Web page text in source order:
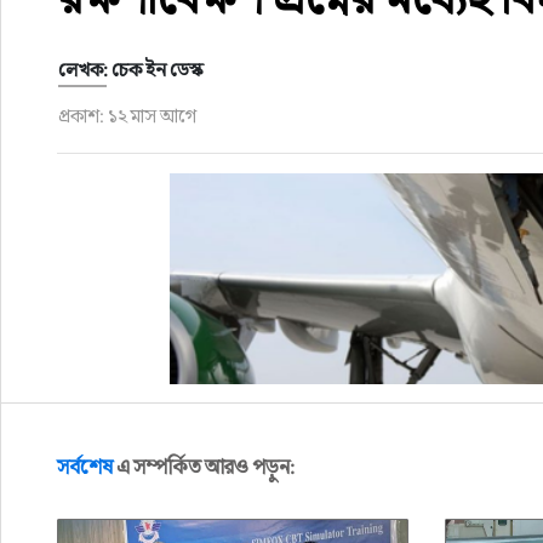
লেখক: চেক ইন ডেস্ক
প্রকাশ: ১২ মাস আগে
সর্বশেষএ সম্পর্কিত আরও পড়ুন: